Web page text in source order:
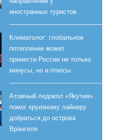
иностранных туристов
Климатолог: глобальное
потепление может
принести России не только
минусы, но и плюсы
Атомный ледокол «Якутия»
помог круизному лайнеру
добраться до острова
Врангеля